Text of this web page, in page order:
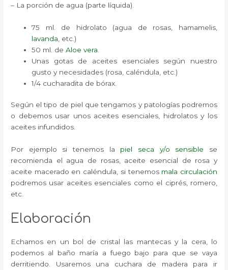
– La porción de agua (parte líquida).
75 ml. de hidrolato (agua de rosas, hamamelis,
lavanda , etc.)
50 ml. deAloe vera
Unas gotas de aceites esenciales según nuestro
gusto y necesidades (rosa, caléndula, etc.)
1/4 cucharadita de bórax.
Según el tipo de piel que tengamos y patologías podremos
o debemos usar unos aceites esenciales, hidrolatos y los
aceites infundidos.
Por ejemplo si tenemos la piel seca y/o sensible se
recomienda el agua de rosas, aceite esencial de rosa y
aceite macerado en caléndula, si tenemos mala circulación
podremos usar aceites esenciales como el ciprés, romero,
etc.
Elaboración
Echamos en un bol de cristal las mantecas y la cera, lo
podemos al baño maría a fuego bajo para que se vaya
derritiendo. Usaremos una cuchara de madera para ir